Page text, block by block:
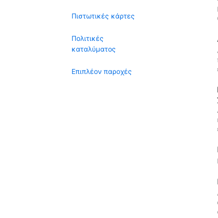
Πιστωτικές κάρτες
Πολιτικές
καταλύματος
Επιπλέον παροχές